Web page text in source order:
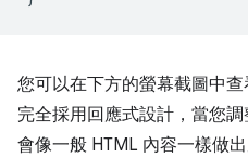
您可以在下方的螢幕截圖中
完全採用回應式設計，當您
會像一般 HTML 內容一樣做